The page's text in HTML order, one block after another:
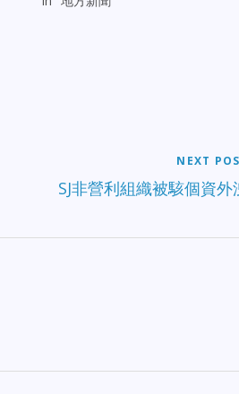
NEXT
SJ非營利組織被駭個資外